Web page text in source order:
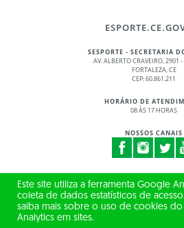
SESPORTE - SECRETARIA
AV. ALBERTO CRAVEIRO, 2901
FORTALEZA, CE
CEP: 60.861.211
HORÁRIO DE
08 ÀS 17 HORAS
NOSSOS CANAIS
© 2017 - 2026 – GOVERNO DO
TODOS OS DIREITOS
Este site utiliza a ferramenta Google
coleta de dados estatísticos de
saiba mais sobre o uso de cookies
Analytics em sites.